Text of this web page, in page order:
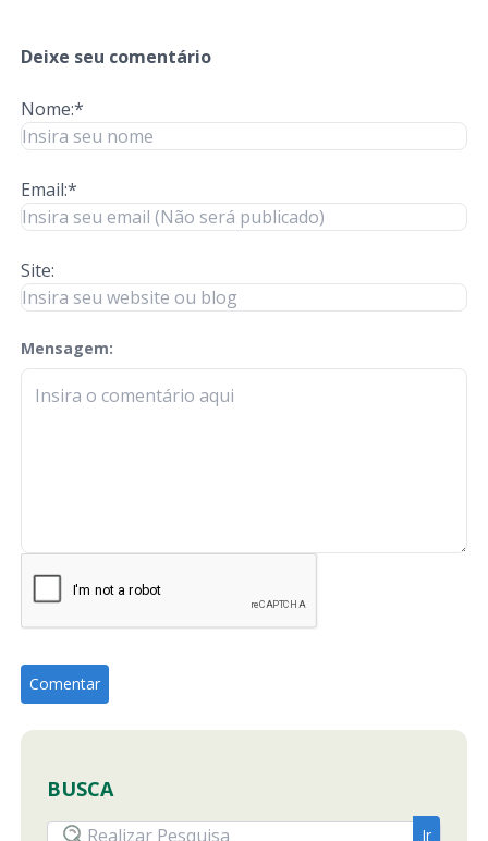
Deixe seu comentário
Nome:*
Email:*
Site:
Mensagem:
check-terms
BUSCA